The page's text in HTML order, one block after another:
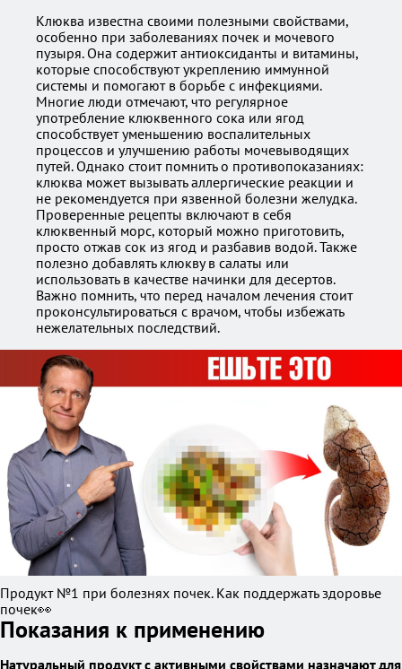
Клюква известна своими полезными свойствами,
особенно при заболеваниях почек и мочевого
пузыря. Она содержит антиоксиданты и витамины,
которые способствуют укреплению иммунной
системы и помогают в борьбе с инфекциями.
Многие люди отмечают, что регулярное
употребление клюквенного сока или ягод
способствует уменьшению воспалительных
процессов и улучшению работы мочевыводящих
путей. Однако стоит помнить о противопоказаниях:
клюква может вызывать аллергические реакции и
не рекомендуется при язвенной болезни желудка.
Проверенные рецепты включают в себя
клюквенный морс, который можно приготовить,
просто отжав сок из ягод и разбавив водой. Также
полезно добавлять клюкву в салаты или
использовать в качестве начинки для десертов.
Важно помнить, что перед началом лечения стоит
проконсультироваться с врачом, чтобы избежать
нежелательных последствий.
Продукт №1 при болезнях почек. Как поддержать здоровье
почек👀
Показания к применению
Натуральный продукт с активными свойствами назначают для